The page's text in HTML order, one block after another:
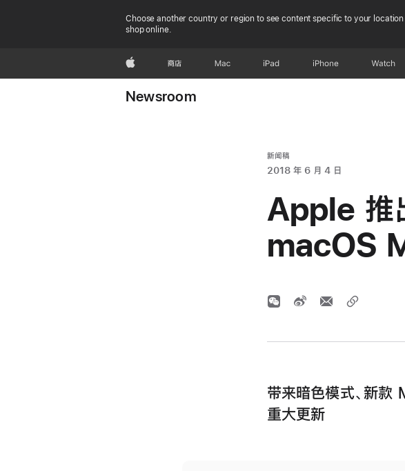
Choose another country or region to see content specific to your location
shop online.
Apple 商店 Mac iPad iPhone Watch
Newsroom
新闻稿
2018 年 6 月 4 日
Apple 推
macOS
带来暗色模式、新
重大更新